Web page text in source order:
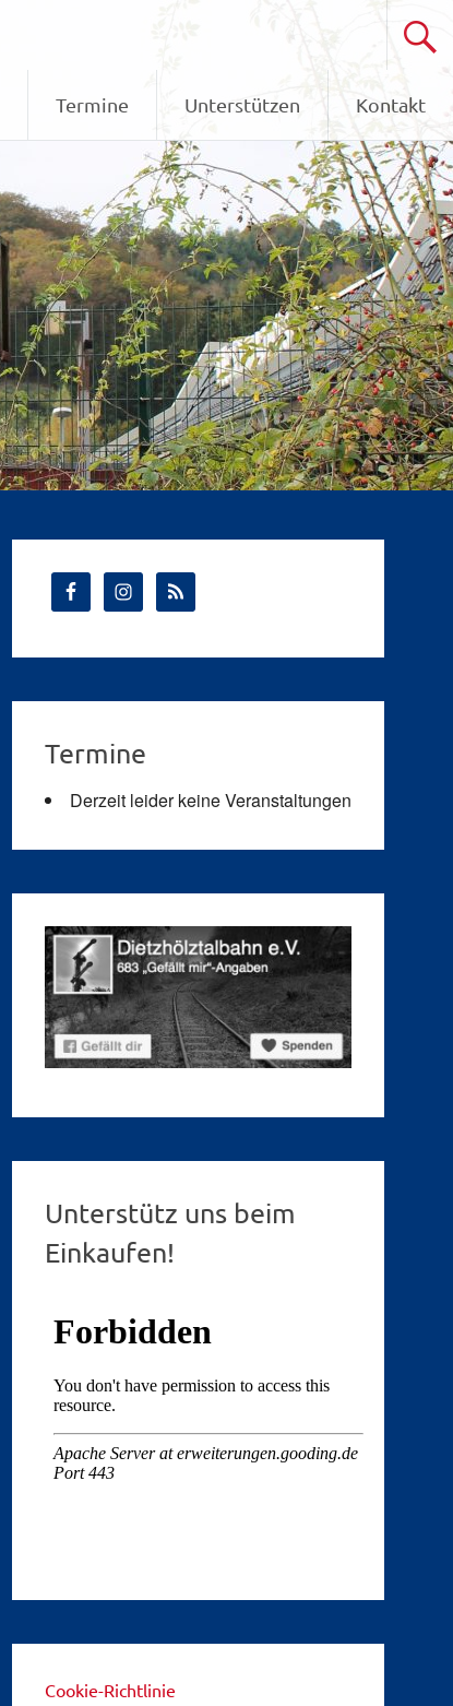
Termine Unterstützen Kontakt
Termine
Derzeit leider keine Veranstaltungen
Unterstütz uns beim
Einkaufen!
Cookie-Richtlinie